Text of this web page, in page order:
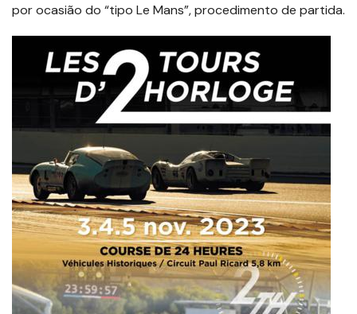
por ocasião do “tipo Le Mans”, procedimento de partida.